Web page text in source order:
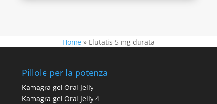
Home » Elutatis 5 mg durata
Pillole per la potenza
Kamagra gel Oral Jelly
Kamagra gel Oral Jelly 4